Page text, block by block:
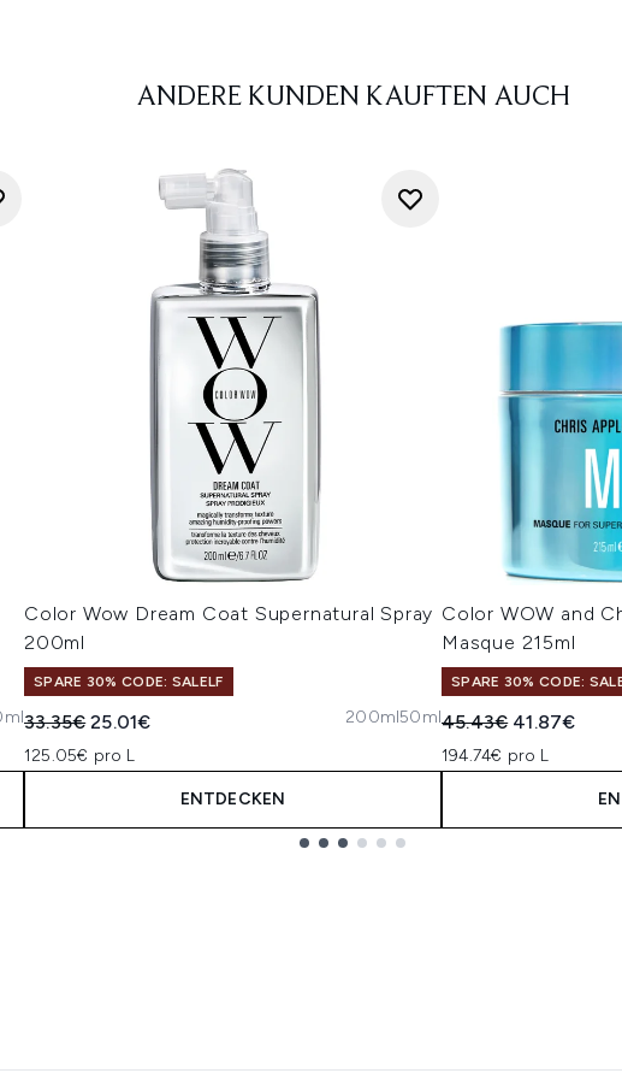
ANDERE KUNDEN KAUFTEN AUCH
Color Wow Dream Coat Supernatural Spray
200ml
SPARE 30% CODE: SALELF
Unverbindliche Preisempfehlung:
33.35€Aktueller Preis:
25.01€
125.05€ pro L
200ml50ml
ENTDECKEN
Color WOW and
Masque 215ml
SPARE 30% CODE:
Unverbindliche
45.43€ Aktueller
41.87€
194.74€ pro L